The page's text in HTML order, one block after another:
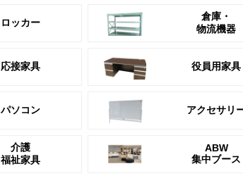
ロッカー
倉庫・
物流機器
応接家具 役員用家具
パソコン アクセサリ
介護
福祉家具
ABW
集中ブース